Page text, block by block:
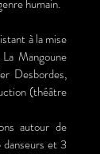
humain.
à la mise
Mangoune
Desbordes,
(théâtre
autour de
et 3